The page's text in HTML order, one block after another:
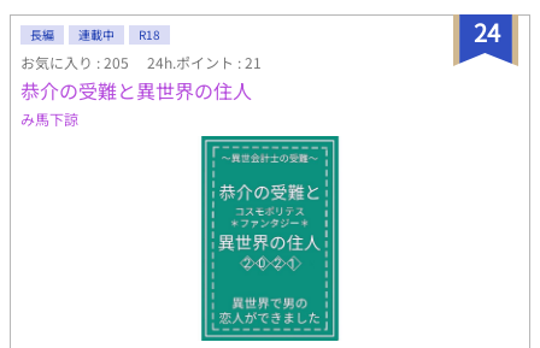
24
長編 連載中 R18
お気に入り : 205 24h.ポイント : 21
恭介の受難と異世界の住人
み馬下諒